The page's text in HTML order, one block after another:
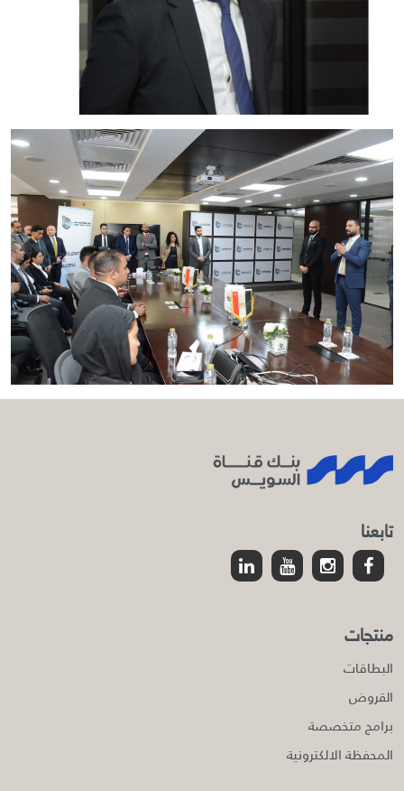
تابعنا
منتجات
البطاقات
القروض
برامج متخصصة
المحفظة الالكترونية